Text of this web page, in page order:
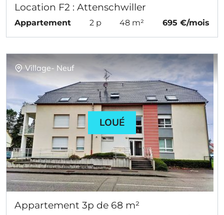
Location F2 : Attenschwiller
Appartement 2 p 48 m² 695 €/mois
Village- Neuf
LOUÉ
Appartement 3p de 68 m²